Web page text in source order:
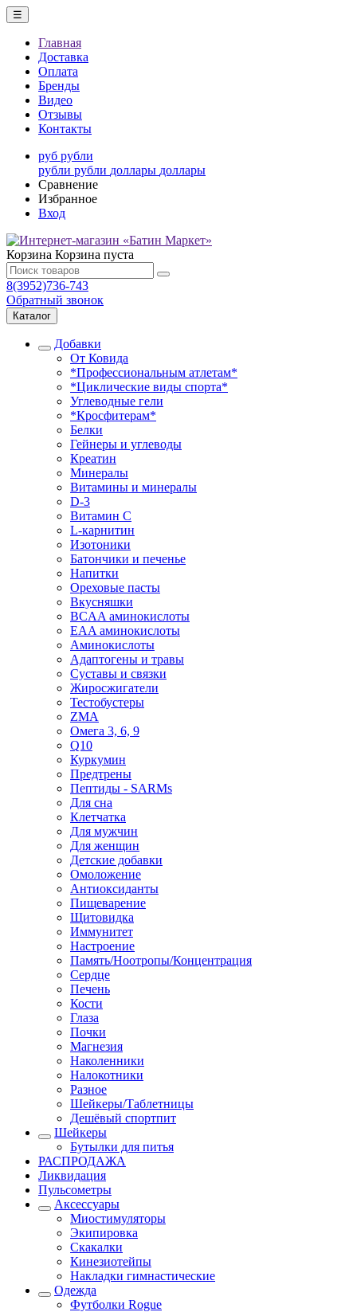
☰
Главная
Доставка
Оплата
Бренды
Видео
Отзывы
Контакты
руб рубли
рубли рубли доллары доллары
Сравнение
Избранное
Вход
Корзина Корзина пуста
8(3952)736-743
Обратный звонок
Каталог
Добавки
От Ковида
*Профессиональным атлетам*
*Циклические виды спорта*
Углеводные гели
*Кросфитерам*
Белки
Гейнеры и углеводы
Креатин
Минералы
Витамины и минералы
D-3
Витамин С
L-карнитин
Изотоники
Батончики и печенье
Напитки
Ореховые пасты
Вкусняшки
BCAA аминокислоты
EAA аминокислоты
Аминокислоты
Адаптогены и травы
Суставы и связки
Жиросжигатели
Тестобустеры
ZMA
Омега 3, 6, 9
Q10
Куркумин
Предтрены
Пептиды - SARMs
Для сна
Клетчатка
Для мужчин
Для женщин
Детские добавки
Омоложение
Антиоксиданты
Пищеварение
Щитовидка
Иммунитет
Настроение
Память/Ноотропы/Концентрация
Сердце
Печень
Кости
Глаза
Почки
Магнезия
Наколенники
Налокотники
Разное
Шейкеры/Таблетницы
Дешёвый спортпит
Шейкеры
Бутылки для питья
РАСПРОДАЖА
Ликвидация
Пульсометры
Аксессуары
Миостимуляторы
Экипировка
Скакалки
Кинезиотейпы
Накладки гимнастические
Одежда
Футболки Rogue